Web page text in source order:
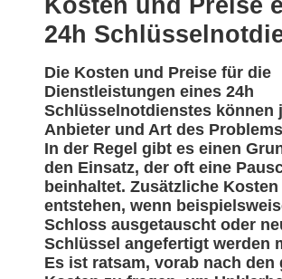
Kosten und Preise
24h
Die Kosten und Preise für die
Dienstleistungen eines 24h
Schlüsselnotdienstes können
Anbieter und Art des
In der Regel gibt es einen
den Einsatz, der oft eine
beinhaltet. Zusätzliche
entstehen, wenn
Schloss ausgetauscht oder
Schlüssel angefertigt werden
Es ist ratsam, vorab nach den